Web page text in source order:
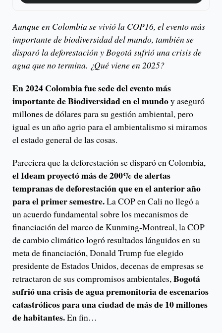
Aunque en Colombia se vivió la COP16, el evento más
importante de biodiversidad del mundo, también se
disparó la deforestación y Bogotá sufrió una crisis de
agua que no termina. ¿Qué viene en 2025?
En 2024 Colombia fue sede del evento más
importante de Biodiversidad en el mundoy aseguró
millones de dólares para su gestión ambiental, pero
igual es un año agrio para el ambientalismo si miramos
el estado general de las cosas.
Pareciera que la deforestación se disparó en Colombia,
el Ideam proyectó más de 200% de alertas
tempranas de deforestación que en el anterior año
para el primer semestre.La COP en Cali no llegó a
un acuerdo fundamental sobre los mecanismos de
financiación del marco de Kunming-Montreal, la COP
de cambio climático logró resultados lánguidos en su
meta de financiación, Donald Trump fue elegido
presidente de Estados Unidos, decenas de empresas se
retractaron de sus compromisos ambientales, Bogotá
sufrió una crisis de agua premonitoria de escenarios
catastróficos para una ciudad de más de 10 millones
de habitantes.En fin…